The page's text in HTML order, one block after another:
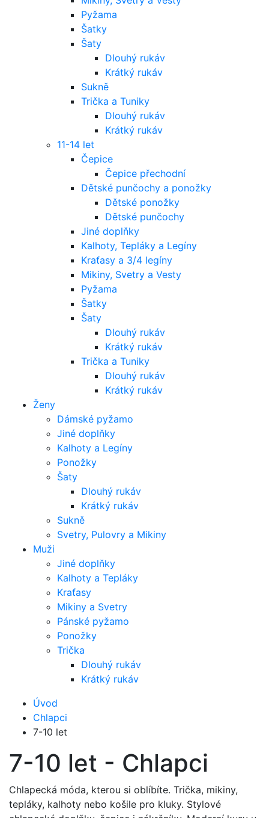
Pyžama
Šatky
Šaty
Dlouhý rukáv
Krátký rukáv
Sukně
Trička a Tuniky
Dlouhý rukáv
Krátký rukáv
11-14 let
Čepice
Čepice přechodní
Dětské punčochy a ponožky
Dětské ponožky
Dětské punčochy
Jiné doplňky
Kalhoty, Tepláky a Legíny
Kraťasy a 3/4 legíny
Mikiny, Svetry a Vesty
Pyžama
Šatky
Šaty
Dlouhý rukáv
Krátký rukáv
Trička a Tuniky
Dlouhý rukáv
Krátký rukáv
Ženy
Dámské pyžamo
Jiné doplňky
Kalhoty a Legíny
Ponožky
Šaty
Dlouhý rukáv
Krátký rukáv
Sukně
Svetry, Pulovry a Mikiny
Muži
Jiné doplňky
Kalhoty a Tepláky
Kraťasy
Mikiny a Svetry
Pánské pyžamo
Ponožky
Trička
Dlouhý rukáv
Krátký rukáv
Úvod
Chlapci
7-10 let
7-10 let - Chlapci
Chlapecká móda, kterou si oblíbíte. Trička, mikiny,
tepláky, kalhoty nebo košile pro kluky. Stylové